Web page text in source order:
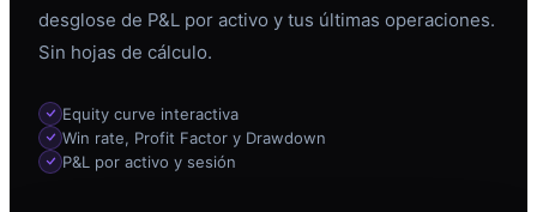
desglose de P&L por activo y tus últimas operaciones.
Sin hojas de cálculo.
Equity curve interactiva
Win rate, Profit Factor y Drawdown
P&L por activo y sesión